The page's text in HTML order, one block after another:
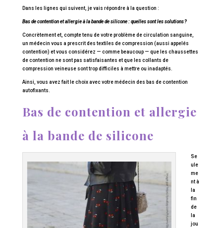
Dans les lignes qui suivent, je vais répondre à la question :
Bas de contention et allergie à la bande de silicone : quelles sont les solutions ?
Concrètement et, compte tenu de votre problème de circulation sanguine,
un médecin vous a prescrit des textiles de compression (aussi appelés
contention) et vous considérez — comme beaucoup — que les chaussettes
de contention ne sont pas satisfaisantes et que les collants de
compression veineuse sont trop difficiles à mettre ou inadaptés.
Ainsi, vous avez fait le choix avec votre médecin des bas de contention
autofixants.
Bas de contention et allergie
à la bande de silicone
Se
ule
me
nt à
la
fin
de
la
jou